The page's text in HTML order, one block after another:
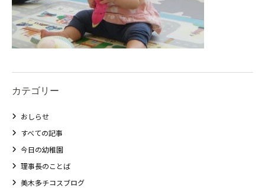
カテゴリー
おしらせ
すべての記事
今日の幼稚園
理事長のことば
美木多チコスブログ